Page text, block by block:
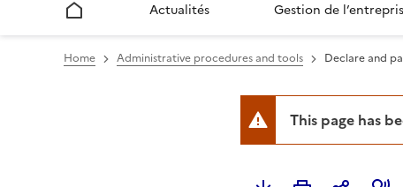
Accueil Actualités Gestion de
Home Administrative procedures and tools Declare and
This page has